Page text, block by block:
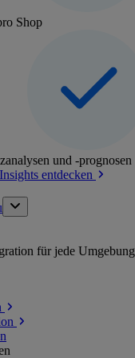
Shop
und -prognosen
entdecken
für jede Umgebung